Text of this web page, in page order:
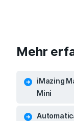
Mehr
iMazing
Mini